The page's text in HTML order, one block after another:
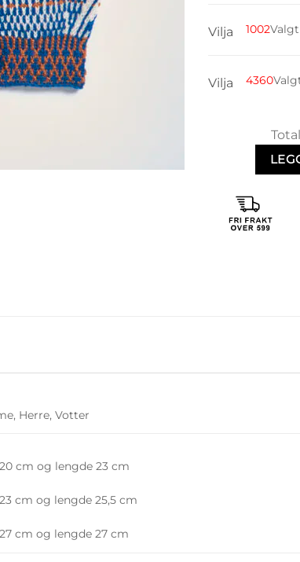
Vilja 1002
Vilja 4360
Herre, Votter
cm og lengde 23 cm
cm og lengde 25,5 cm
cm og lengde 27 cm